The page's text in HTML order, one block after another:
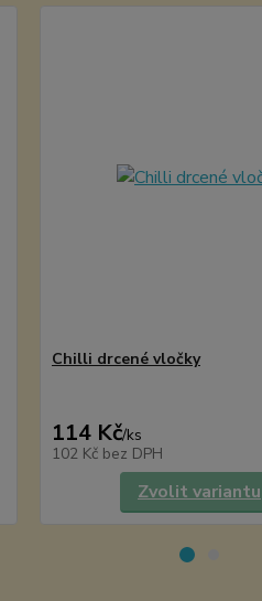
Chilli drcené vločky
114 Kč/ks
102 Kč bez DPH
Zvolit variantu